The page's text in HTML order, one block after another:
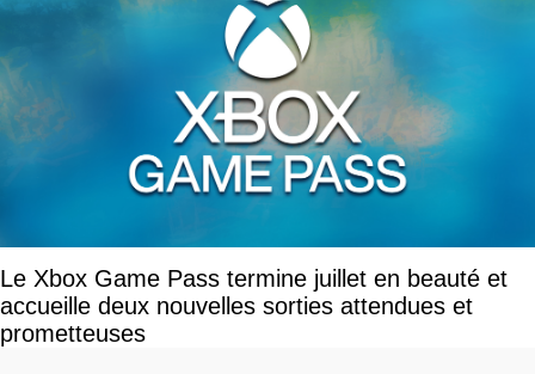
Le Xbox Game Pass termine juillet en beauté et
accueille deux nouvelles sorties attendues et
prometteuses